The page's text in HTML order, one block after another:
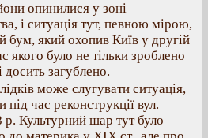
опинилися у зоні
і ситуація тут, певною мірою,
бум, який охопив Київ у другій
якого було не тільки зроблено
досить загублено.
може слугувати ситуація,
час реконструкції вул.
Культурний шар тут було